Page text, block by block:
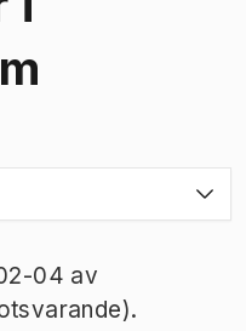
04 av